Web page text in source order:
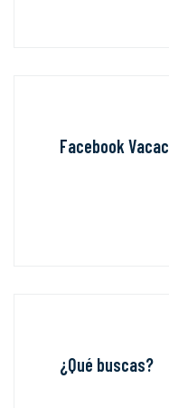
Facebook
¿Qué buscas?